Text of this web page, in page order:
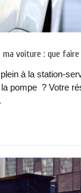
ma voiture : que faire
à la station-
pompe ? Votre